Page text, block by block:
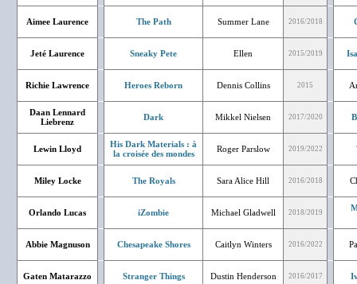
Aimee Laurence The Path Summer Lane 2016/2018
Jeté Laurence Sneaky Pete Ellen 2015/2019
Richie Lawrence Heroes Reborn Dennis Collins 2015
Daan Lennard
Liebrenz
Dark Mikkel Nielsen 2017/2020
Lewin Lloyd
His Dark Materials : à
la croisée des mondes
Roger Parslow 2019/2022
Miley Locke The Royals Sara Alice Hill 2016/2018
Orlando Lucas iZombie Michael Gladwell 2018/2019
Abbie Magnuson Chesapeake Shores Caitlyn Winters 2016/2022
Gaten Matarazzo Stranger Things Dustin Henderson 2016/2017